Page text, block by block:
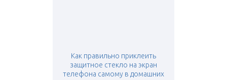
Как правильно приклеить
защитное стекло на экран
телефона самому в домашних